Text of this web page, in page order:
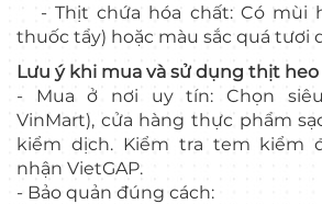
- Thịt chứa hóa chất: Có mùi
thuốc tẩy) hoặc màu sắc quá tươi
Lưu ý khi mua và sử dụng thịt heo
- Mua ở nơi uy tín: Chọn siêu
VinMart), cửa hàng thực phẩm
kiểm dịch. Kiểm tra tem kiểm
nhận VietGAP.
- Bảo quản đúng cách: